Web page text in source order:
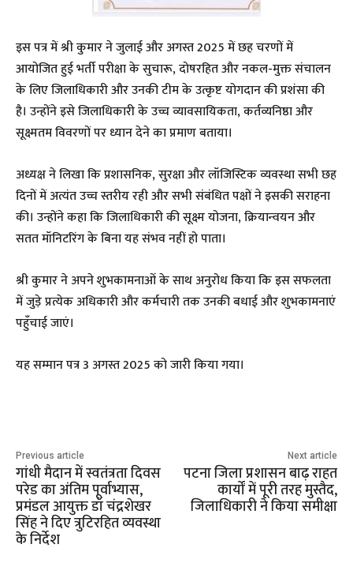
इस पत्र में श्री कुमार ने जुलाई और अगस्त 2025 में छह चरणों में
आयोजित हुई भर्ती परीक्षा के सुचारू, दोषरहित और नकल-मुक्त संचालन
के लिए जिलाधिकारी और उनकी टीम के उत्कृष्ट योगदान की प्रशंसा की
है। उन्होंने इसे जिलाधिकारी के उच्च व्यावसायिकता, कर्तव्यनिष्ठा और
सूक्ष्मतम विवरणों पर ध्यान देने का प्रमाण बताया।
अध्यक्ष ने लिखा कि प्रशासनिक, सुरक्षा और लॉजिस्टिक व्यवस्था सभी छह
दिनों में अत्यंत उच्च स्तरीय रही और सभी संबंधित पक्षों ने इसकी सराहना
की। उन्होंने कहा कि जिलाधिकारी की सूक्ष्म योजना, क्रियान्वयन और
सतत मॉनिटरिंग के बिना यह संभव नहीं हो पाता।
श्री कुमार ने अपने शुभकामनाओं के साथ अनुरोध किया कि इस सफलता
में जुड़े प्रत्येक अधिकारी और कर्मचारी तक उनकी बधाई और शुभकामनाएं
पहुँचाई जाएं।
यह सम्मान पत्र 3 अगस्त 2025 को जारी किया गया।
Previous article
गांधी मैदान में स्वतंत्रता दिवस
परेड का अंतिम पूर्वाभ्यास,
प्रमंडल आयुक्त डॉ चंद्रशेखर
सिंह ने दिए त्रुटिरहित व्यवस्था
के निर्देश
Next article
पटना जिला प्रशासन बाढ़ राहत
कार्यों में पूरी तरह मुस्तैद,
जिलाधिकारी ने किया समीक्षा